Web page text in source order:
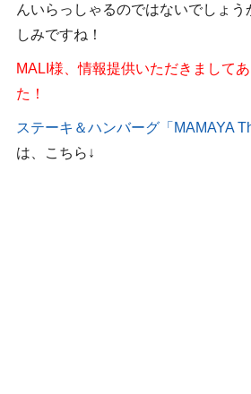
んいらっしゃるのではないでしょ
しみですね！
MALI様、情報提供いただきまして
た！
ステーキ＆ハンバーグ「MAMAYA
は、こちら↓